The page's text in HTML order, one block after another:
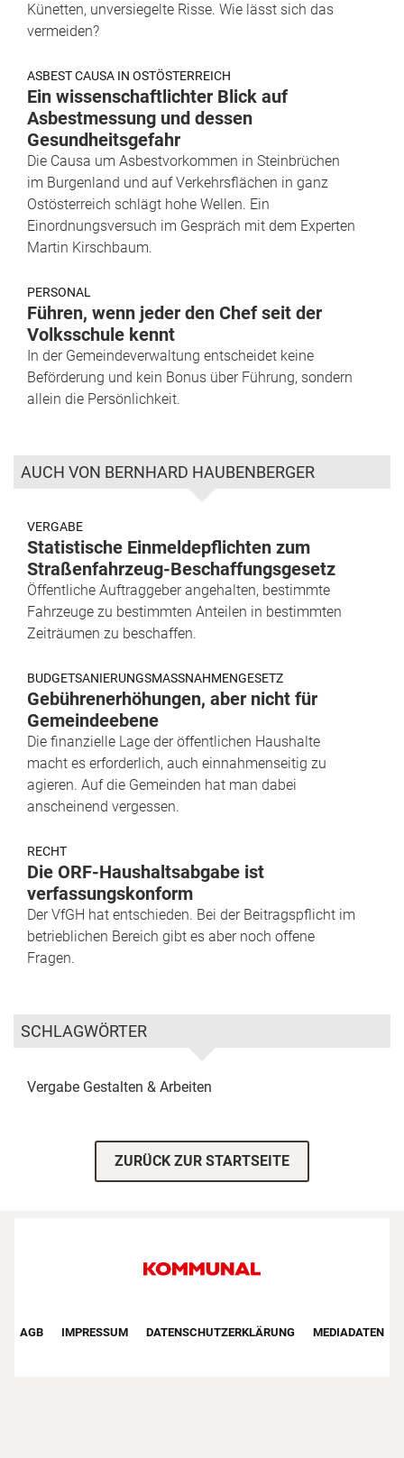
Künetten, unversiegelte Risse. Wie lässt sich das
vermeiden?
ASBEST CAUSA IN OSTÖSTERREICH
Ein wissenschaftlichter Blick auf
Asbestmessung und dessen
Gesundheitsgefahr
Die Causa um Asbestvorkommen in Steinbrüchen
im Burgenland und auf Verkehrsflächen in ganz
Ostösterreich schlägt hohe Wellen. Ein
Einordnungsversuch im Gespräch mit dem Experten
Martin Kirschbaum.
PERSONAL
Führen, wenn jeder den Chef seit der
Volksschule kennt
In der Gemeindeverwaltung entscheidet keine
Beförderung und kein Bonus über Führung, sondern
allein die Persönlichkeit.
AUCH VON BERNHARD HAUBENBERGER
VERGABE
Statistische Einmeldepflichten zum
Straßenfahrzeug-Beschaffungsgesetz
Öffentliche Auftraggeber angehalten, bestimmte
Fahrzeuge zu bestimmten Anteilen in bestimmten
Zeiträumen zu beschaffen.
BUDGETSANIERUNGSMASSNAHMENGESETZ
Gebührenerhöhungen, aber nicht für
Gemeindeebene
Die finanzielle Lage der öffentlichen Haushalte
macht es erforderlich, auch einnahmenseitig zu
agieren. Auf die Gemeinden hat man dabei
anscheinend vergessen.
RECHT
Die ORF-Haushaltsabgabe ist
verfassungskonform
Der VfGH hat entschieden. Bei der Beitragspflicht im
betrieblichen Bereich gibt es aber noch offene
Fragen.
SCHLAGWÖRTER
Vergabe Gestalten & Arbeiten
ZURÜCK ZUR STARTSEITE
Footer First Navigation
AGB IMPRESSUM DATENSCHUTZERKLÄRUNG MEDIADATEN